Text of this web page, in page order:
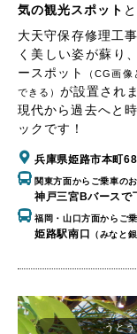
気の観光スポット
大天守保存修理工事
く美しい姿が蘇り
ースポット
（CG画
できる） が設置され
現代から過去へと
ックです！
兵庫県姫路市本町
関東方面からご乗車の
神戸三宮Bバースで
福岡・山口方面からご
姫路駅南口 （みなと
うと